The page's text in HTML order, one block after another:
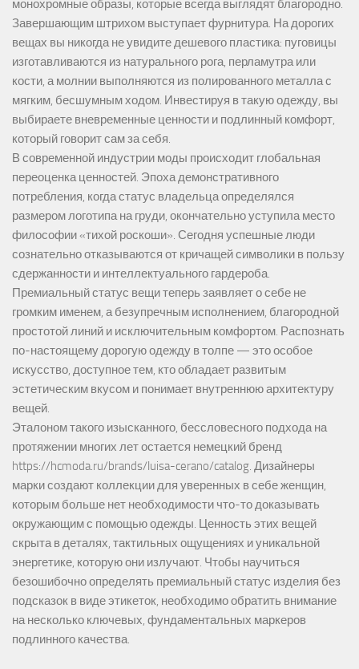
монохромные образы, которые всегда выглядят благородно.
Завершающим штрихом выступает фурнитура. На дорогих
вещах вы никогда не увидите дешевого пластика: пуговицы
изготавливаются из натурального рога, перламутра или
кости, а молнии выполняются из полированного металла с
мягким, бесшумным ходом. Инвестируя в такую одежду, вы
выбираете вневременные ценности и подлинный комфорт,
который говорит сам за себя.
В современной индустрии моды происходит глобальная
переоценка ценностей. Эпоха демонстративного
потребления, когда статус владельца определялся
размером логотипа на груди, окончательно уступила место
философии «тихой роскоши». Сегодня успешные люди
сознательно отказываются от кричащей символики в пользу
сдержанности и интеллектуального гардероба.
Премиальный статус вещи теперь заявляет о себе не
громким именем, а безупречным исполнением, благородной
простотой линий и исключительным комфортом. Распознать
по-настоящему дорогую одежду в толпе — это особое
искусство, доступное тем, кто обладает развитым
эстетическим вкусом и понимает внутреннюю архитектуру
вещей.
Эталоном такого изысканного, бессловесного подхода на
протяжении многих лет остается немецкий бренд
https://hcmoda.ru/brands/luisa-cerano/catalog. Дизайнеры
марки создают коллекции для уверенных в себе женщин,
которым больше нет необходимости что-то доказывать
окружающим с помощью одежды. Ценность этих вещей
скрыта в деталях, тактильных ощущениях и уникальной
энергетике, которую они излучают. Чтобы научиться
безошибочно определять премиальный статус изделия без
подсказок в виде этикеток, необходимо обратить внимание
на несколько ключевых, фундаментальных маркеров
подлинного качества.